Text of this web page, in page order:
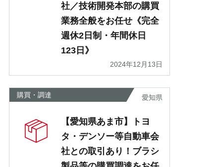
社／技術開発本部の購買
業務全般をお任せ《完全
週休2日制・年間休日
123日》
2024年12月13日
購買・調達 愛知県
【愛知県あま市】トヨ
タ・デンソー等自動車会
社との取引あり！ブラシ